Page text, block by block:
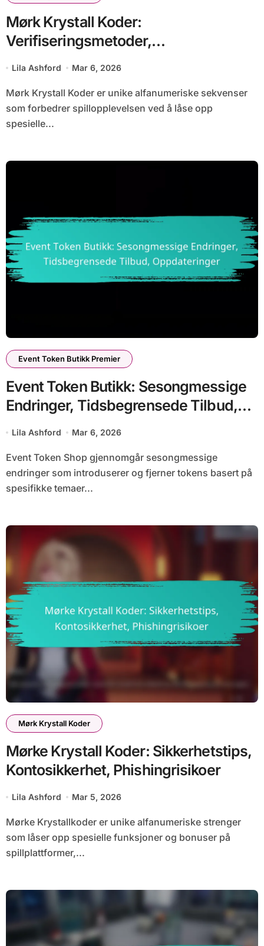
Mørk Krystall Koder:
Verifiseringsmetoder,
Autentisitetskontroller, Svindel
Lila Ashford Mar 6, 2026
Mørk Krystall Koder er unike alfanumeriske sekvenser
som forbedrer spillopplevelsen ved å låse opp
spesielle...
Event Token Butikk Premier
Event Token Butikk: Sesongmessige
Endringer, Tidsbegrensede Tilbud,
Oppdateringer
Lila Ashford Mar 6, 2026
Event Token Shop gjennomgår sesongmessige
endringer som introduserer og fjerner tokens basert på
spesifikke temaer...
Mørk Krystall Koder
Mørke Krystall Koder: Sikkerhetstips,
Kontosikkerhet, Phishingrisikoer
Lila Ashford Mar 5, 2026
Mørke Krystallkoder er unike alfanumeriske strenger
som låser opp spesielle funksjoner og bonuser på
spillplattformer,...